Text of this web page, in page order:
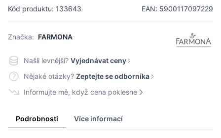
Kód produktu: 133643 EAN: 5900117097229
Značka: FARMONA
Našli levnější? Vyjednávat ceny
Nějaké otázky? Zeptejte se odborníka
Informujte mě, když cena poklesne
Podrobnosti Více informací